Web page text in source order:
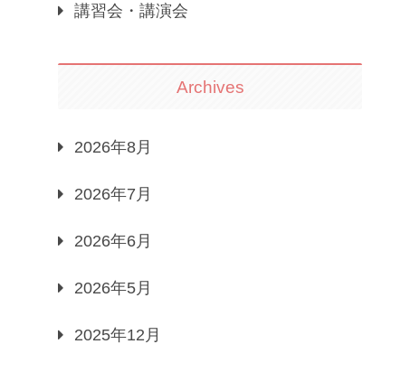
講習会・講演会
Archives
2026年8月
2026年7月
2026年6月
2026年5月
2025年12月